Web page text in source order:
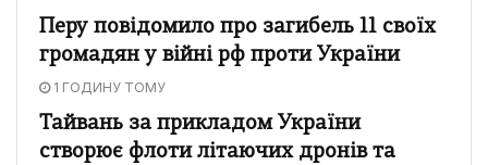
Перу повідомило про загибель 11 своїх
громадян у війні рф проти України
1 ГОДИНУ ТОМУ
Тайвань за прикладом України
створює флоти літаючих дронів та